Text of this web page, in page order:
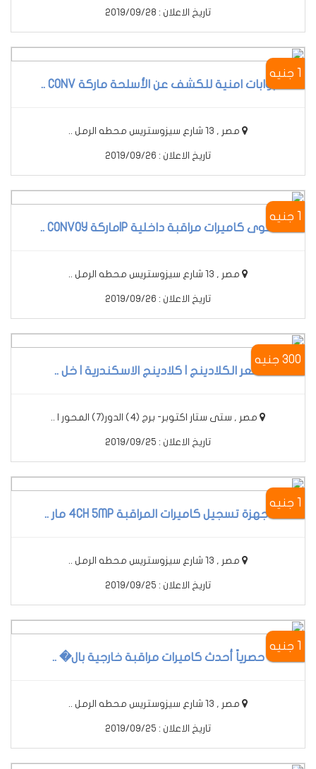
تاريخ الاعلان : 2019/09/28
1 جنيه
بوابات امنية للكشف عن الأسلحة ماركة CONV ..
مصر , 13 شارع سيزوستريس محطه الرمل ..
تاريخ الاعلان : 2019/09/26
1 جنيه
أقوى كاميرات مراقبة داخلية IPماركة CONVOY ..
مصر , 13 شارع سيزوستريس محطه الرمل ..
تاريخ الاعلان : 2019/09/26
300 جنيه
سعر الكلادينج | كلادينج الاسكندرية | خل ..
مصر , ستى ستار اكتوبر- برج (4) الدور(7) المحور ا ..
تاريخ الاعلان : 2019/09/25
1 جنيه
أجهزة تسجيل كاميرات المراقبة 4CH 5MP مار ..
مصر , 13 شارع سيزوستريس محطه الرمل ..
تاريخ الاعلان : 2019/09/25
1 جنيه
حصرياً أحدث كاميرات مراقبة خارجية بال� ..
مصر , 13 شارع سيزوستريس محطه الرمل ..
تاريخ الاعلان : 2019/09/25